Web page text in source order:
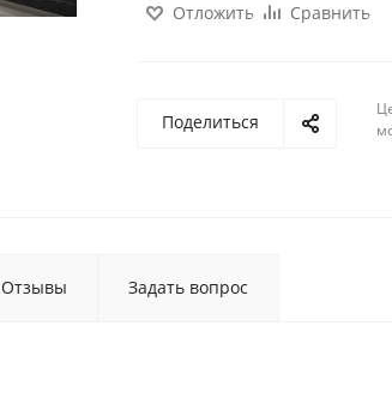
Отложить Сравнить
Поделиться
Отзывы Задать вопрос